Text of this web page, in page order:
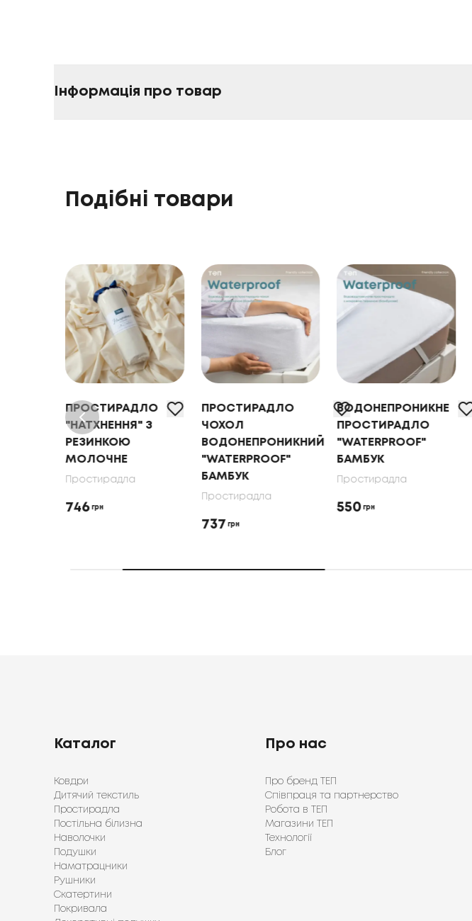
Інформація про товар
Подібні товари
ПРОСТИРАДЛО
"НАТХНЕННЯ" З
РЕЗИНКОЮ
МОЛОЧНЕ
Простирадла
746 грн
ПРОСТИРАДЛО
ЧОХОЛ
ВОДОНЕПРОНИКНИЙ
"WATERPROOF"
БАМБУК
Простирадла
737 грн
ВОДОНЕПРОНИКНЕ
ПРОСТИРАДЛО
"WATERPROOF"
БАМБУК
Простирадла
550 грн
Каталог
Ковдри
Дитячий текстиль
Простирадла
Постільна білизна
Наволочки
Подушки
Наматрацники
Рушники
Скатертини
Покривала
Про нас
Про бренд ТЕП
Співпраця та партнерство
Робота в ТЕП
Магазини ТЕП
Технології
Блог